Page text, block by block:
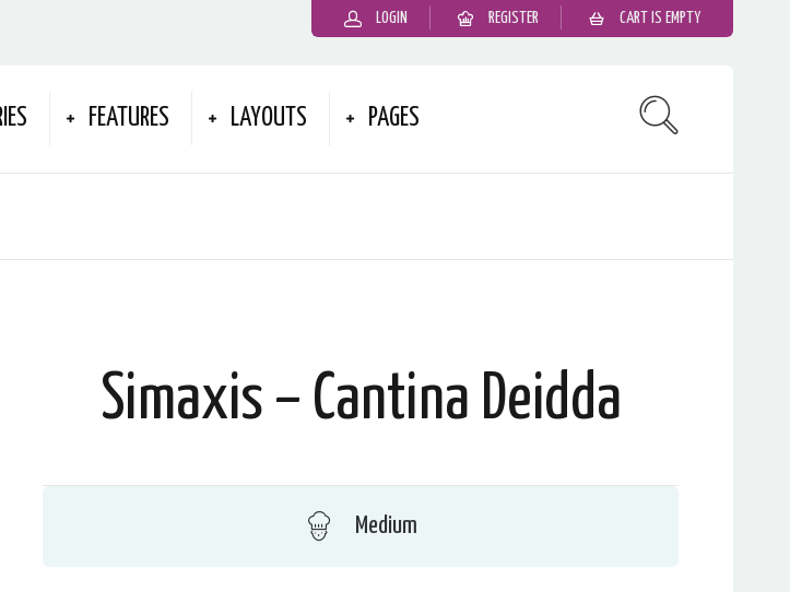
LOGIN REGISTER CART IS EMPTY
FEATURES LAYOUTS PAGES
Simaxis – Cantina Deidda
Medium